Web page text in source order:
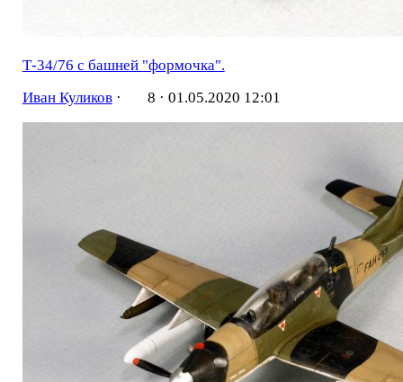
Т-34/76 с башней "формочка".
Иван Куликов· 8 · 01.05.2020 12:01